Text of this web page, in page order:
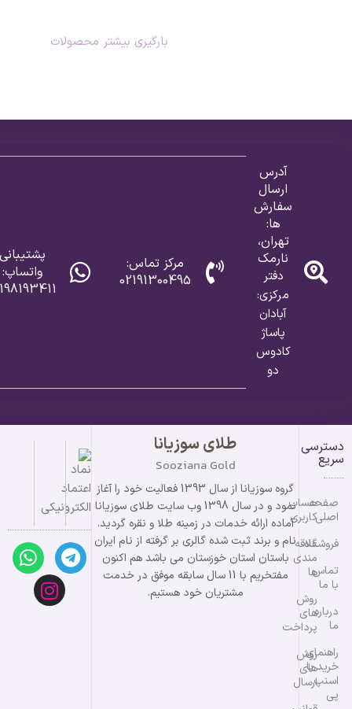
بارگیری بیشتر محصولات
آدرس
ارسال
سفارش
ها:
تهران،
نارمک
دفتر
مرکزی:
آبادان
پاساژ
کادوس
دو
مرکز تماس:
02191300495
واتساپ:
دسترسی
سریع
صفحه
اصلی
فروشگاه
تماس
با ما
درباره
ما
راهنمای
خرید با
اسنپ
پی
حساب
کاربری
علاقه
مندی
ها
روش
های
پرداخت
روش
های
ارسال
طلای سوزیانا
Sooziana Gold
گروه سوزیانا از سال 1393 فعالیت خود را آغاز
نمود و در سال 1398 وب سایت طلای سوزیانا
آماده ارائه خدمات در زمینه طلا و نقره گردید.
نام و برند ثبت شده گالری بر گرفته از نام ایران
باستان استان خوزستان می باشد هم اکنون
مفتخریم با 11 سال سابقه موفق در خدمت
مشتریان خود هستیم.